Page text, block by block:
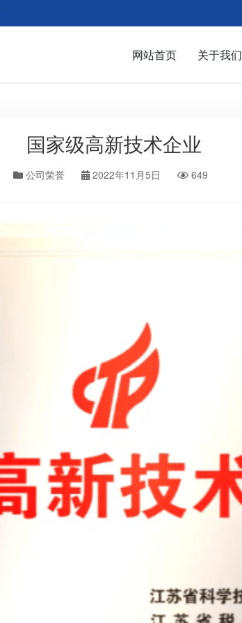
网站首页 关于我们
国家级高新技术企业
公司荣誉 2022年11月5日 649